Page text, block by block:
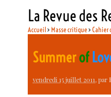
La Revue des
Accueil> Masse critique>Cahier
Summerof
vendredi 15 juillet 2011, par